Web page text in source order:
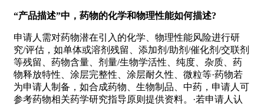
“产品描述”中，药物的化学和物理性能如何描述?
申请人需对药物潜在引入的化学、物理性能风险进行研
究/评估，如单体或溶剂残留、添加剂/助剂/催化剂/交联剂
等残留、药物含量、剂量/生物学活性、纯度、杂质、药
物释放特性、涂层完整性、涂层耐久性、微粒等·药物若
为申请人制备，如合成药物、生物制品、中药，申请人可
参考药物相关药学研究指导原则提供资料。·若申请人认